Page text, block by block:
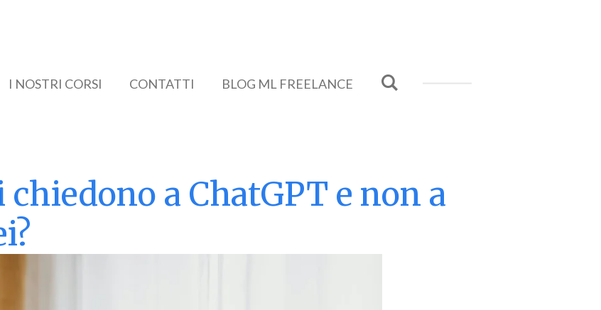
I NOSTRI CORSI CONTATTI BLOG ML FREELANCE
a ChatGPT e non a